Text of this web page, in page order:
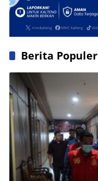
Berita Populer